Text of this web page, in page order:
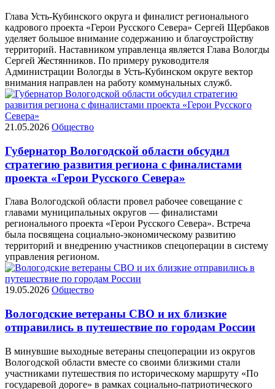
Глава Усть-Кубинского округа и финалист регионального
кадрового проекта «Герои Русского Севера» Сергей Щербаков
уделяет большое внимание содержанию и благоустройству
территорий. Наставником управленца является Глава Вологды
Сергей Жестянников. По примеру руководителя
Администрации Вологды в Усть-Кубинском округе вектор
внимания направлен на работу коммунальных служб.
21.05.2026 Общество
Губернатор Вологодской области обсудил
стратегию развития региона с финалистами
проекта «Герои Русского Севера»
Глава Вологодской области провел рабочее совещание с
главами муниципальных округов — финалистами
регионального проекта «Герои Русского Севера». Встреча
была посвящена социально-экономическому развитию
территорий и внедрению участников спецоперации в систему
управления регионом.
19.05.2026 Общество
Вологодские ветераны СВО и их близкие
отправились в путешествие по городам России
В минувшие выходные ветераны спецоперации из округов
Вологодской области вместе со своими близкими стали
участниками путешествия по историческому маршруту «По
государевой дороге» в рамках социально-патриотического